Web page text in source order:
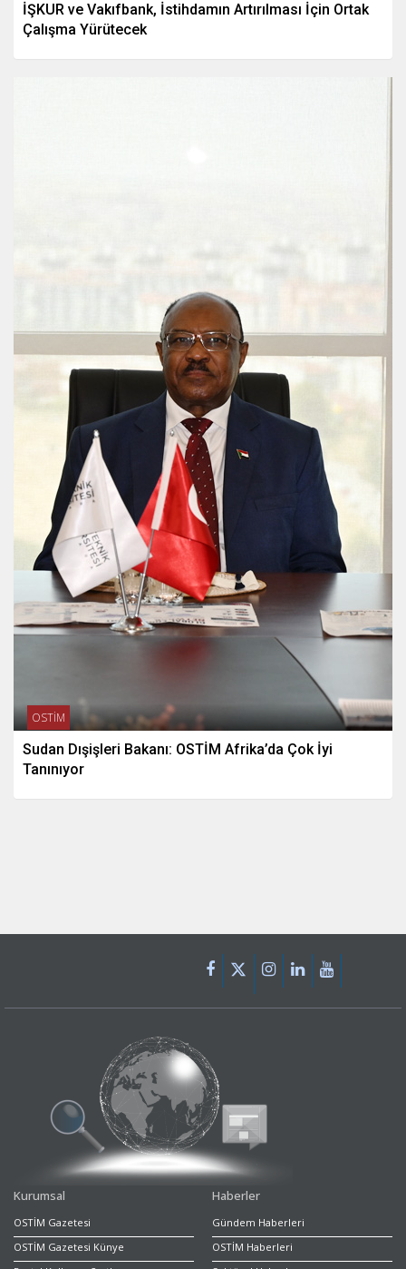
İŞKUR ve Vakıfbank, İstihdamın Artırılması İçin Ortak
Çalışma Yürütecek
OSTİM
Sudan Dışişleri Bakanı: OSTİM Afrika’da Çok İyi
Tanınıyor
Kurumsal
OSTİM Gazetesi
OSTİM Gazetesi Künye
Haberler
Gündem Haberleri
OSTİM Haberleri